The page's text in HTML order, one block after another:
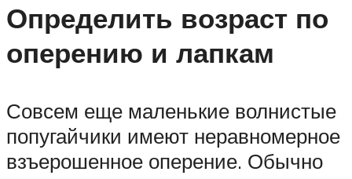
Определить возраст по
оперению и лапкам
Совсем еще маленькие волнистые
попугайчики имеют неравномерное
взъерошенное оперение. Обычно